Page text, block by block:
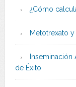
¿Cómo
Metotrexato
de Éxito